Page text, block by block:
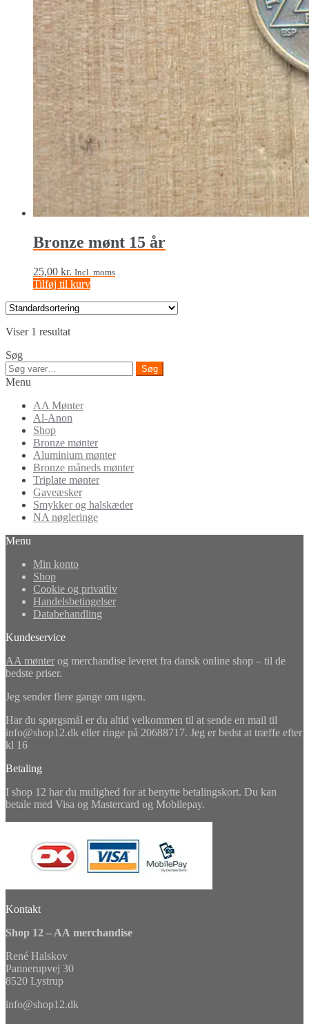
Bronze mønt 15 år
25,00 kr. Incl. moms
Tilføj til kurv
Viser 1 resultat
Søg
Søg
efter:
Søg
Menu
AA Mønter
Al-Anon
Shop
Bronze mønter
Aluminium mønter
Bronze måneds mønter
Triplate mønter
Gaveæsker
Smykker og halskæder
NA nøgleringe
Menu
Min konto
Shop
Cookie og privatliv
Handelsbetingelser
Databehandling
Kundeservice
AA mønter og merchandise leveret fra dansk online shop – til de
bedste priser.
Jeg sender flere gange om ugen.
Har du spørgsmål er du altid velkommen til at sende en mail til
info@shop12.dk eller ringe på 20688717. Jeg er bedst at træffe efter
kl 16
Betaling
I shop 12 har du mulighed for at benytte betalingskort. Du kan
betale med Visa og Mastercard og Mobilepay.
Kontakt
Shop 12 – AA merchandise
René Halskov
Pannerupvej 30
8520 Lystrup
info@shop12.dk